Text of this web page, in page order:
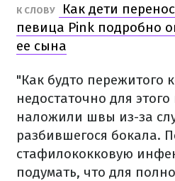
К СЛОВУ
Как дети
певица Pink подробно
ее сына
"Как будто пережитого
недостаточно для
наложили швы из-за
разбившегося бокала.
стафилококковую
подумать, что для